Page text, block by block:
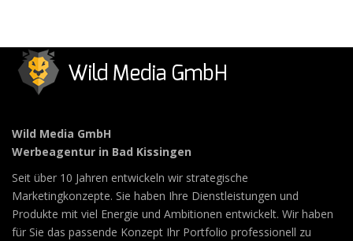
Wild Media GmbH
Werbeagentur in Bad Kissingen
Seit über 10 Jahren entwickeln wir strategische
Marketingkonzepte. Sie haben Ihre Dienstleistungen und
Produkte mit viel Energie und Ambitionen entwickelt. Wir haben
für Sie das passende Konzept Ihr Portfolio professionell zu